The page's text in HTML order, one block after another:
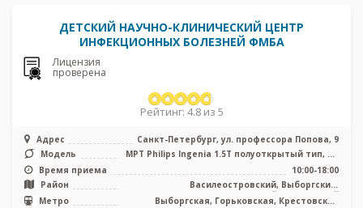
ДЕТСКИЙ НАУЧНО-КЛИНИЧЕСКИЙ ЦЕНТР
ИНФЕКЦИОННЫХ БОЛЕЗНЕЙ ФМБА
Лицензия
проверена
Рейтинг: 4.8 из 5
Адрес
Санкт-Петербург, ул. профессора Попова, 9
Модель
МРТ Philips Ingenia 1.5Т полуоткрытый тип, КТ
Philips Ingenuity 128 ср ...
Время приема
10:00-18:00
Район
Василеостровский, Выборгский,
Петроградский, Приморский
Метро
Выборгская, Горьковская, Крестовский